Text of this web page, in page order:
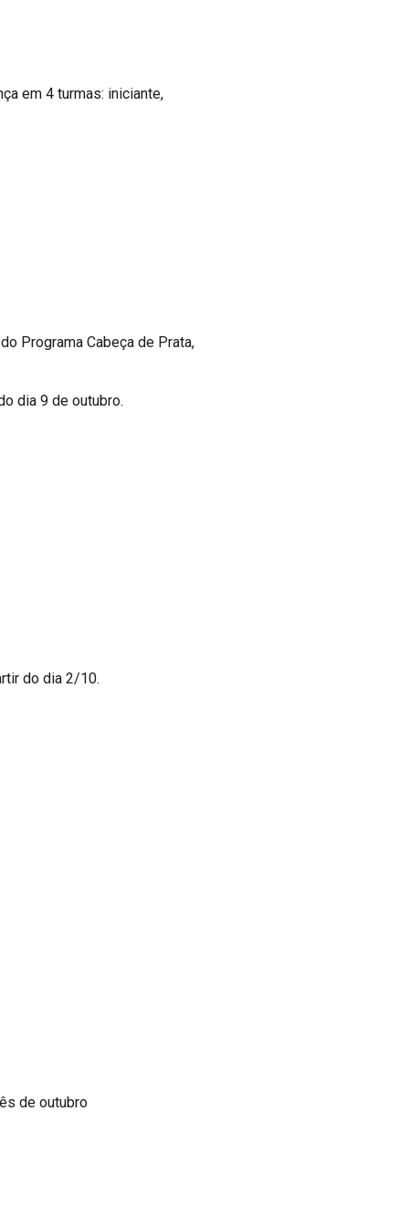
em 4 turmas: iniciante,
Programa Cabeça de Prata,
dia 9 de outubro.
do dia 2/10.
de outubro